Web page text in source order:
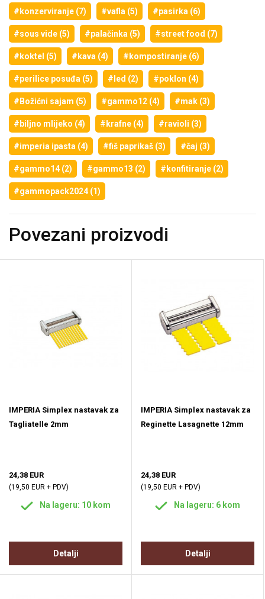
#konzerviranje (7) #vafla (5) #pasirka (6)
#sous vide (5) #palačinka (5) #street food (7)
#koktel (5) #kava (4) #kompostiranje (6)
#perilice posuđa (5) #led (2) #poklon (4)
#Božićni sajam (5) #gammo12 (4) #mak (3)
#biljno mlijeko (4) #krafne (4) #ravioli (3)
#imperia ipasta (4) #fiš paprikaš (3) #čaj (3)
#gammo14 (2) #gammo13 (2) #konfitiranje (2)
#gammopack2024 (1)
Povezani proizvodi
IMPERIA Simplex nastavak za
Tagliatelle 2mm
24,38 EUR
(19,50 EUR + PDV)
Na lageru: 10 kom
Detalji
IMPERIA Simplex nastavak za
Reginette Lasagnette 12mm
24,38 EUR
(19,50 EUR + PDV)
Na lageru: 6 kom
Detalji